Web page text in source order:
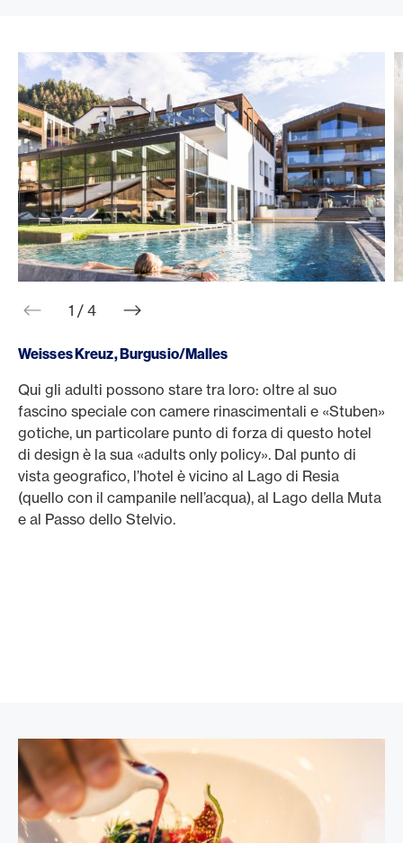
web.slider.arrowPrev
1 / 4 web.slider.arrowNext
Weisses Kreuz, Burgusio/Malles
Qui gli adulti possono stare tra loro: oltre al suo
fascino speciale con camere rinascimentali e «Stuben»
gotiche, un particolare punto di forza di questo hotel
di design è la sua «adults only policy». Dal punto di
vista geografico, l’hotel è vicino al Lago di Resia
(quello con il campanile nell’acqua), al Lago della Muta
e al Passo dello Stelvio.